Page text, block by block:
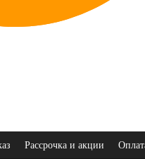
Рассрочка и акции